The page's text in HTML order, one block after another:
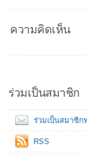
ความคิดเห็น
ร่วมเป็นสมาชิก
ร่วมเป็นสมาชิก
RSS